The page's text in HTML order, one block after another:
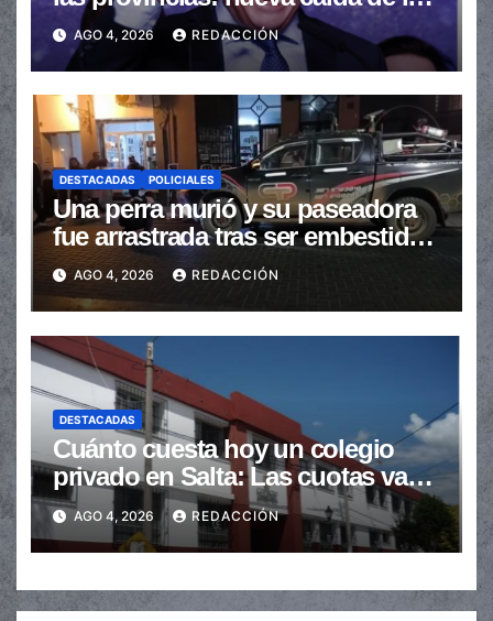
transferencias no automáticas
AGO 4, 2026 REDACCIÓN
DESTACADAS POLICIALES
Una perra murió y su paseadora
fue arrastrada tras ser embestidas
en la senda peatonal
AGO 4, 2026 REDACCIÓN
DESTACADAS
Cuánto cuesta hoy un colegio
privado en Salta: Las cuotas van
de $110.000 a más de $600.000
AGO 4, 2026 REDACCIÓN